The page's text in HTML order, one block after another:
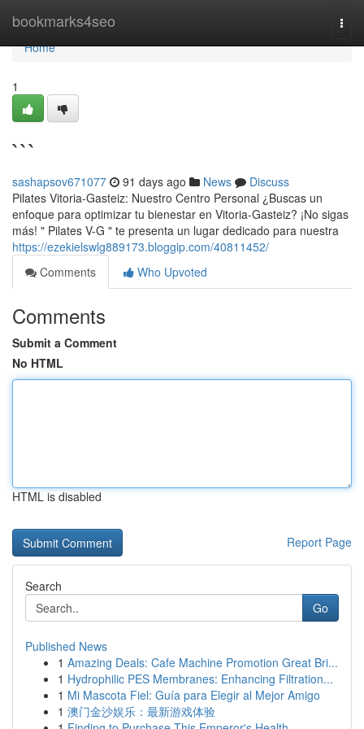
bookmarks4seo
Home
Home
1
```
sashapsov671077 91 days ago News
Discuss
Pilates Vitoria-Gasteiz: Nuestro Centro Personal ¿Buscas un
enfoque para optimizar tu bienestar en Vitoria-Gasteiz? ¡No sigas
más! " Pilates V-G " te presenta un lugar dedicado para nuestra
https://ezekielswlg889173.bloggip.com/40811452/
Comments
Who Upvoted
Comments
Submit a Comment
No HTML
HTML is disabled
Report Page
Search
Go
Published News
1 Amazing Deals: Cafe Machine Promotion Great Bri...
1 Hydrophilic PES Membranes: Enhancing Filtration...
1 Mi Mascota Fiel: Guía para Elegir al Mejor Amigo
1 澳门金沙娱乐：最新游戏体验